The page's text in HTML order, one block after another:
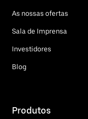
As nossas ofertas
Sala de Imprensa
Investidores
Blog
Produtos